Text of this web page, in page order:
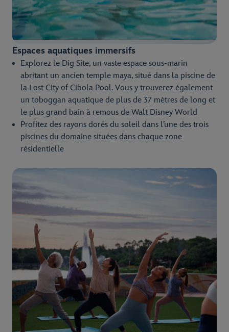
Espaces aquatiques immersifs
Explorez le Dig Site, un vaste espace sous-marin
abritant un ancien temple maya, situé dans la piscine de
la Lost City of Cibola Pool. Vous y trouverez également
un toboggan aquatique de plus de 37 mètres de long et
le plus grand bain à remous de Walt Disney World
Profitez des rayons dorés du soleil dans l’une des trois
piscines du domaine situées dans chaque zone
résidentielle